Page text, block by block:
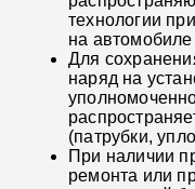
технологии
на
Для
наряд на
(патрубки,
При наличии
ремонта или